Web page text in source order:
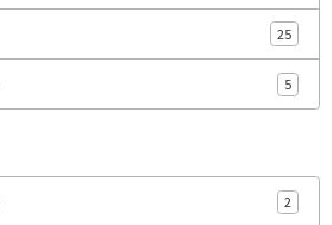
25
5
2